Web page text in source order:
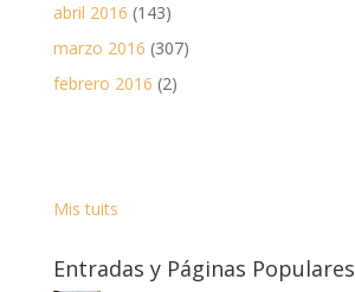
abril 2016 (143)
marzo 2016 (307)
febrero 2016 (2)
Mis tuits
Entradas y Páginas Populares